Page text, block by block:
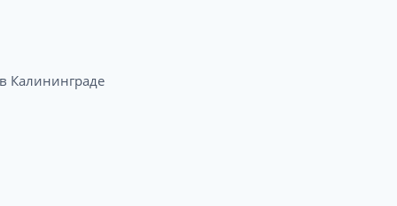
Калининграде​